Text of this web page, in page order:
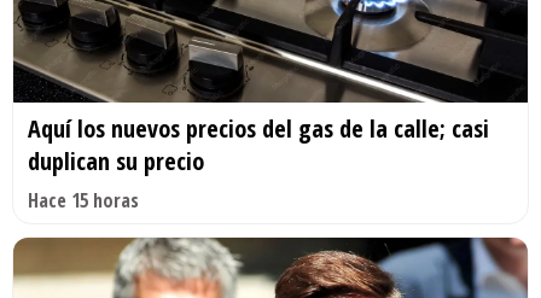
Aquí los nuevos precios del gas de la calle; casi
duplican su precio
Hace 15 horas